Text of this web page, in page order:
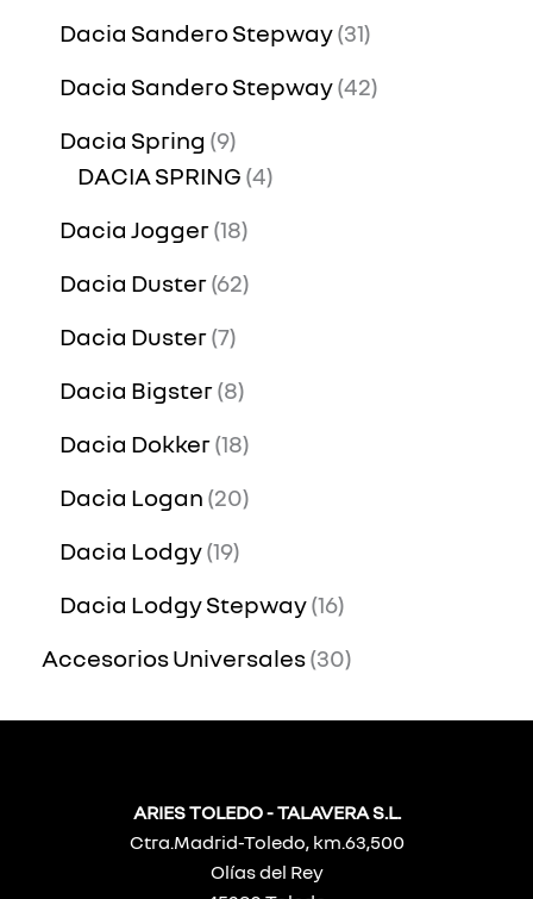
Dacia Sandero Stepway 31
Dacia Sandero Stepway 42
Dacia Spring 9
DACIA SPRING 4
Dacia Jogger 18
Dacia Duster 62
Dacia Duster 7
Dacia Bigster 8
Dacia Dokker 18
Dacia Logan 20
Dacia Lodgy 19
Dacia Lodgy Stepway 16
Accesorios Universales 30
ARIES TOLEDO - TALAVERA S.L.
Ctra.Madrid-Toledo, km.63,500
Olías del Rey